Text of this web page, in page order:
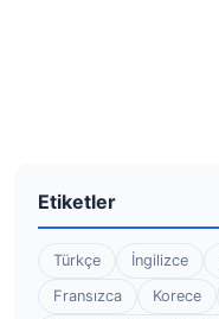
Etiketler
Türkçe İngilizce
Fransızca
Korece